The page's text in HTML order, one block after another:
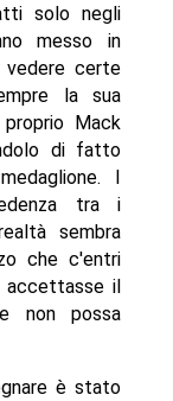
solo negli
messo in
certe
la sua
Mack
di fatto
I
tra i
sembra
che c'entri
accettasse il
non possa
è stato